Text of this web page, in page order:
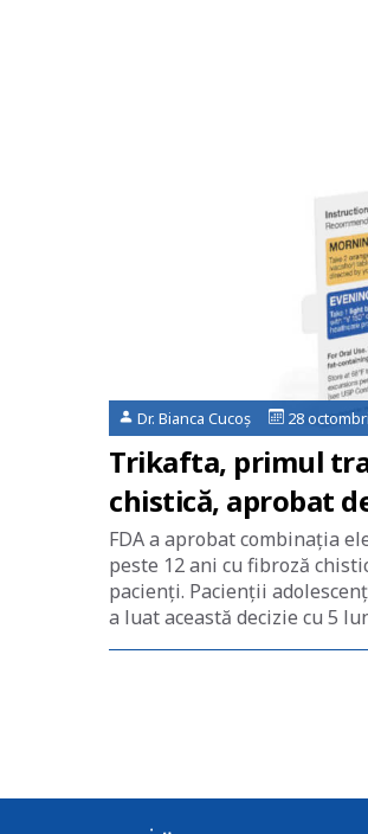
Dr. Bianca Cucoș 28
Trikafta, primul
chistică, aprobat
FDA a aprobat combinația
peste 12 ani cu fibroză
pacienți. Pacienții
a luat această decizie cu 5